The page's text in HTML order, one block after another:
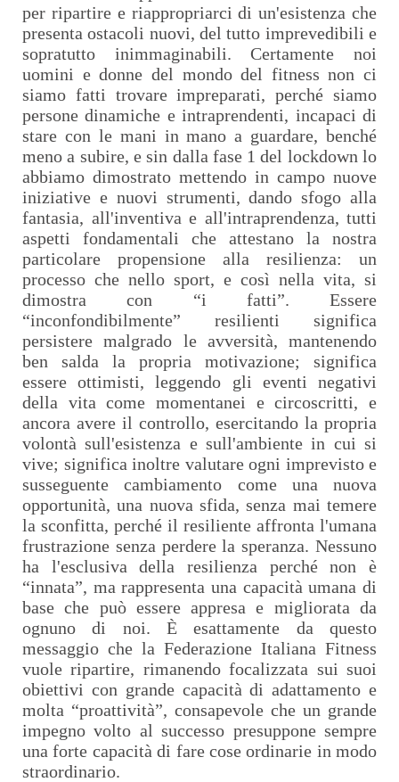
per ripartire e riappropriarci di un'esistenza che
presenta ostacoli nuovi, del tutto imprevedibili e
sopratutto inimmaginabili. Certamente noi
uomini e donne del mondo del fitness non ci
siamo fatti trovare impreparati, perché siamo
persone dinamiche e intraprendenti, incapaci di
stare con le mani in mano a guardare, benché
meno a subire, e sin dalla fase 1 del lockdown lo
abbiamo dimostrato mettendo in campo nuove
iniziative e nuovi strumenti, dando sfogo alla
fantasia, all'inventiva e all'intraprendenza, tutti
aspetti fondamentali che attestano la nostra
particolare propensione alla resilienza: un
processo che nello sport, e così nella vita, si
dimostra con “i fatti”. Essere
“inconfondibilmente” resilienti significa
persistere malgrado le avversità, mantenendo
ben salda la propria motivazione; significa
essere ottimisti, leggendo gli eventi negativi
della vita come momentanei e circoscritti, e
ancora avere il controllo, esercitando la propria
volontà sull'esistenza e sull'ambiente in cui si
vive; significa inoltre valutare ogni imprevisto e
susseguente cambiamento come una nuova
opportunità, una nuova sfida, senza mai temere
la sconfitta, perché il resiliente affronta l'umana
frustrazione senza perdere la speranza. Nessuno
ha l'esclusiva della resilienza perché non è
“innata”, ma rappresenta una capacità umana di
base che può essere appresa e migliorata da
ognuno di noi. È esattamente da questo
messaggio che la Federazione Italiana Fitness
vuole ripartire, rimanendo focalizzata sui suoi
obiettivi con grande capacità di adattamento e
molta “proattività”, consapevole che un grande
impegno volto al successo presuppone sempre
una forte capacità di fare cose ordinarie in modo
straordinario.